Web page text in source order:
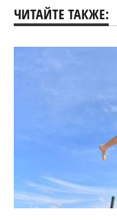
ЧИТАЙТЕ ТАКЖЕ: